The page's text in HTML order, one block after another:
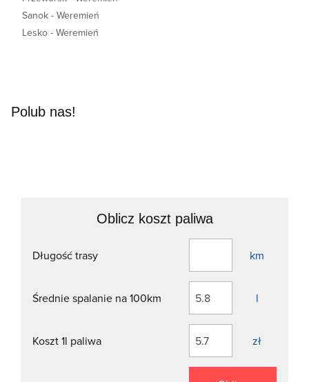
Sanok - Weremień
Lesko - Weremień
Polub nas!
Oblicz koszt paliwa
Długość trasy km
Średnie spalanie na 100km l
Koszt 1l paliwa zł